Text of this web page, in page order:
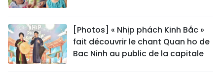
[Photos] « Nhịp phách Kinh Bắc »
fait découvrir le chant Quan ho de
Bac Ninh au public de la capitale